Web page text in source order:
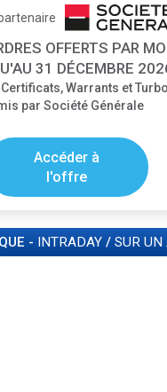
OFFERTS PAR
31 DÉCEMBRE
Warrants et
par Société Générale
Accéder à
l'offre
- INTRADAY / SUR UN